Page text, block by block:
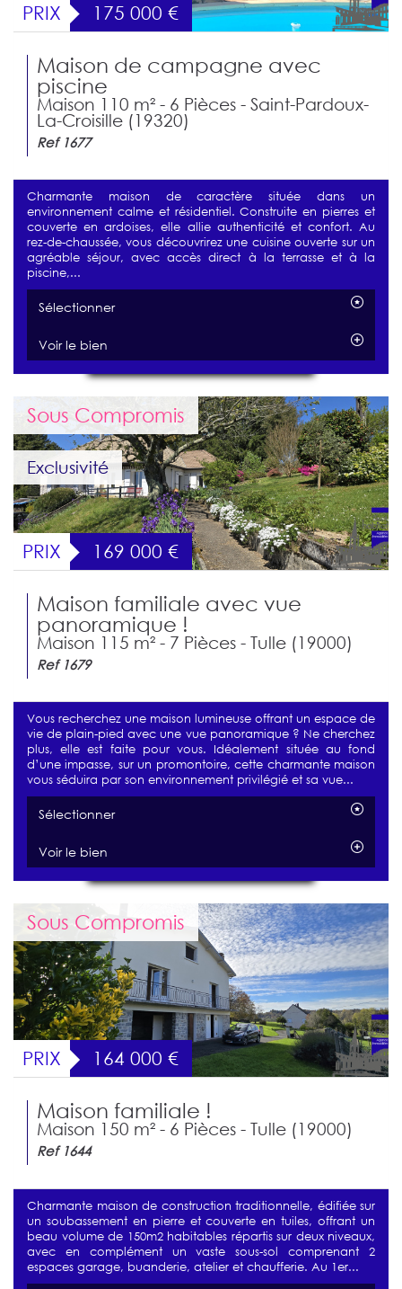
PRIX 175 000 €
Maison de campagne avec
piscine
Maison 110 m² - 6 Pièces - Saint-Pardoux-
La-Croisille (19320)
Ref 1677
Charmante maison de caractère située dans un
environnement calme et résidentiel. Construite en pierres et
couverte en ardoises, elle allie authenticité et confort. Au
rez-de-chaussée, vous découvrirez une cuisine ouverte sur un
agréable séjour, avec accès direct à la terrasse et à la
piscine,...
Sélectionner
Voir le bien
Sous Compromis
Exclusivité
PRIX 169 000 €
Maison familiale avec vue
panoramique !
Maison 115 m² - 7 Pièces - Tulle (19000)
Ref 1679
Vous recherchez une maison lumineuse offrant un espace de
vie de plain-pied avec une vue panoramique ? Ne cherchez
plus, elle est faite pour vous. Idéalement située au fond
d’une impasse, sur un promontoire, cette charmante maison
vous séduira par son environnement privilégié et sa vue...
Sélectionner
Voir le bien
Sous Compromis
PRIX 164 000 €
Maison familiale !
Maison 150 m² - 6 Pièces - Tulle (19000)
Ref 1644
Charmante maison de construction traditionnelle, édifiée sur
un soubassement en pierre et couverte en tuiles, offrant un
beau volume de 150m2 habitables répartis sur deux niveaux,
avec en complément un vaste sous-sol comprenant 2
espaces garage, buanderie, atelier et chaufferie. Au 1er...